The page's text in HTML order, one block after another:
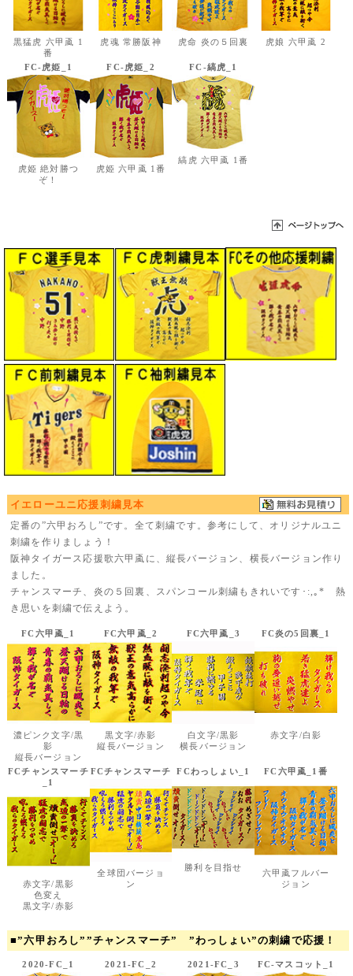
黒猛虎 六甲颪 1
番
虎魂 常勝阪神 虎命 炎の５回裏 虎娘 六甲颪 2
FC-虎姫_1
虎姫 絶対勝つ
ぞ！
FC-虎姫_2
虎姫 六甲颪 1番
FC-縞虎_1
縞虎 六甲颪 1番
イエローユニ応援刺繍見本
定番の”六甲おろし”です。全て刺繍です。参考にして、オリジナルユニ
刺繍を作りましょう！
阪神タイガース応援歌六甲颪に、縦長バージョン、横長バージョン作り
ました。
チャンスマーチ、炎の５回裏、スパンコール刺繍もきれいです･:,｡* 熱
き思いを刺繍で伝えよう。
FC六甲颪_1
濃ピンク文字/黒
影
縦長バージョン
FC六甲颪_2
黒文字/赤影
縦長バージョン
FC六甲颪_3
白文字/黒影
横長バージョン
FC炎の5回裏_1
赤文字/白影
FCチャンスマーチ
_1
赤文字/黒影
色変え
黒文字/赤影
FCチャンスマーチ
全球団バージョ
ン
FCわっしょい_1
勝利を目指せ
FC六甲颪_1番
六甲颪フルバー
ジョン
■”六甲おろし””チャンスマーチ” ”わっしょい”の刺繍で応援！
2020-FC_1 2021-FC_2 2021-FC_3 FC-マスコット_1